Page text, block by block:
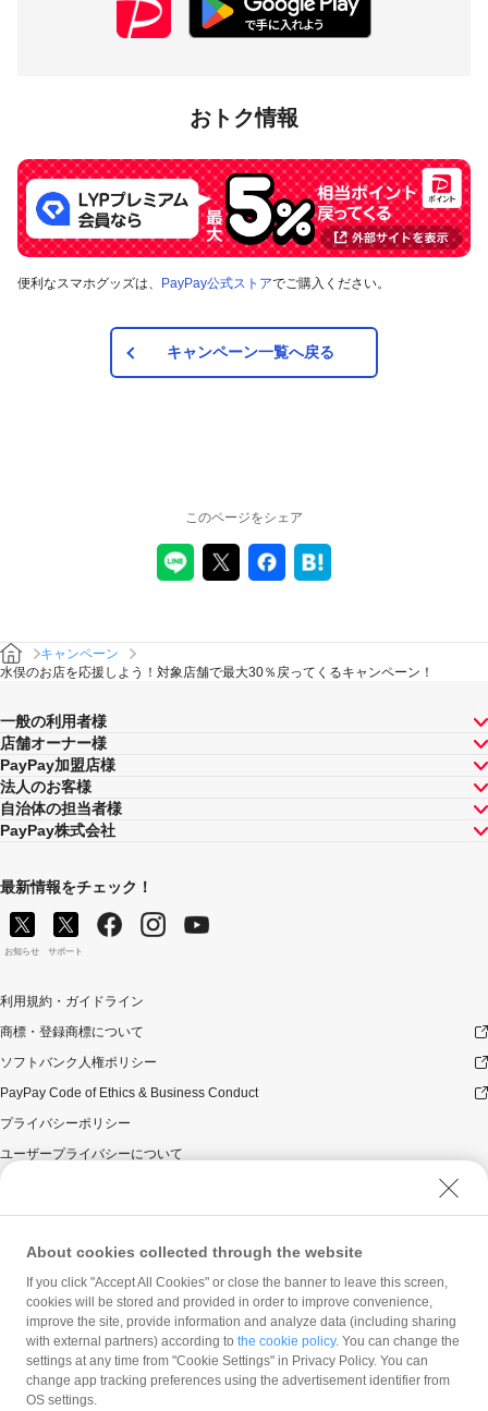
おトク情報
便利なスマホグッズは、 PayPay公式ストアでご購入ください。
キャンペーン一覧へ戻る
このページをシェア
キャンペーン
水俣のお店を応援しよう！対象店舗で最大30％戻ってくるキャンペーン！
一般の利用者様
店舗オーナー様
PayPay加盟店様
法人のお客様
自治体の担当者様
PayPay株式会社
最新情報をチェック！
お知らせ サポート
利用規約・ガイドライン
商標・登録商標について
ソフトバンク人権ポリシー
PayPay Code of Ethics & Business Conduct
プライバシーポリシー
ユーザープライバシーについて
ウェブサイト利用規約
反社会的勢力に対する方針
勧誘方針
マネロン等基本方針
カスタマーハラスメントに関する当社の考え方
About cookies collected through the website
If you click "Accept All Cookies" or close the banner to leave this screen,
cookies will be stored and provided in order to improve convenience,
improve the site, provide information and analyze data (including sharing
with external partners) according to the cookie policy. You can change the
settings at any time from "Cookie Settings" in Privacy Policy. You can
change app tracking preferences using the advertisement identifier from
OS settings.